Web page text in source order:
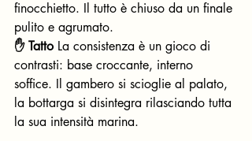
finocchietto. Il tutto è chiuso da un finale
pulito e agrumato.
✋ Tatto La consistenza è un gioco di
contrasti: base croccante, interno
soffice. Il gambero si scioglie al palato,
la bottarga si disintegra rilasciando tutta
la sua intensità marina.